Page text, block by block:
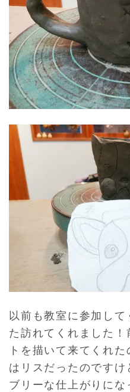
以前も教室に参加し
た訪れてくれました
トを描いて来てくれ
はリスだったのですけ
ブリーな仕上がりにな